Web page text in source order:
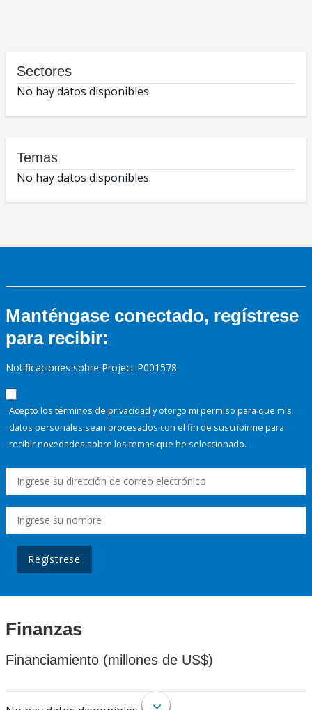
Sectores
No hay datos disponibles.
Temas
No hay datos disponibles.
Manténgase conectado, regístrese
para recibir:
Notificaciones sobre Project P001578
Acepto los términos de privacidad y otorgo mi permiso para que mis
datos personales sean procesados con el fin de suscribirme para
recibir novedades sobre los temas que he seleccionado.
Regístrese
Finanzas
Financiamiento (millones de US$)